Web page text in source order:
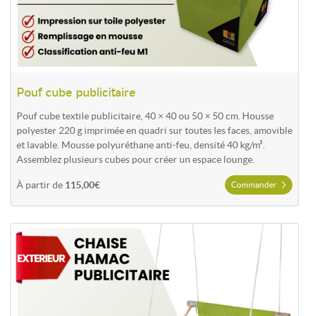
Pouf cube publicitaire
Pouf cube textile publicitaire, 40 × 40 ou 50 × 50 cm. Housse
polyester 220 g imprimée en quadri sur toutes les faces, amovible
et lavable. Mousse polyuréthane anti-feu, densité 40 kg/m³.
Assemblez plusieurs cubes pour créer un espace lounge.
À partir de 115,00€ Commander
Commander Chaise hamac publicitaire